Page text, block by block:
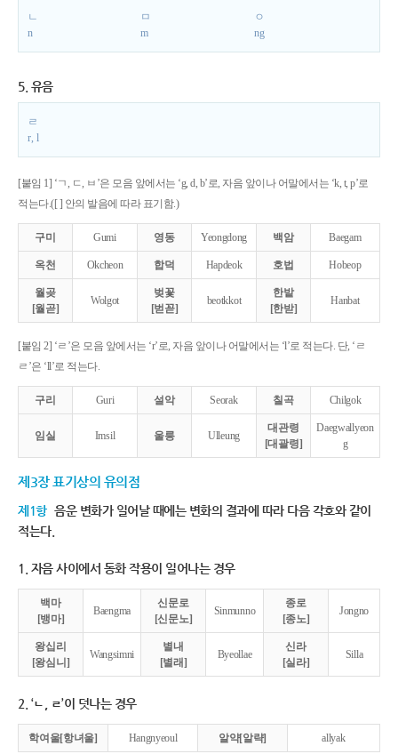
ㄴ
n
ㅁ
m
ㅇ
ng
5. 유음
ㄹ
r, l
[붙임 1] ‘ㄱ, ㄷ, ㅂ’은 모음 앞에서는 ‘g, d, b’로, 자음 앞이나 어말에서는 ‘k, t, p’로
적는다.([ ] 안의 발음에 따라 표기함.)
구미 Gumi 영동 Yeongdong 백암 Baegam
옥천 Okcheon 합덕 Hapdeok 호법 Hobeop
월곶
[월곧]
Wolgot
벚꽃
[벋꼳]
beotkkot
한밭
[한받]
Hanbat
[붙임 2] ‘ㄹ’은 모음 앞에서는 ‘r’로, 자음 앞이나 어말에서는 ‘l’로 적는다. 단, ‘ㄹ
ㄹ’은 ‘ll’로 적는다.
구리 Guri 설악 Seorak 칠곡 Chilgok
임실 Imsil 울릉 Ulleung
대관령
[대괄령]
Daegwallyeon
g
제3장 표기상의 유의점
제1항 음운 변화가 일어날 때에는 변화의 결과에 따라 다음 각호와 같이
적는다.
1. 자음 사이에서 동화 작용이 일어나는 경우
백마
[뱅마]
Baengma
신문로
[신문노]
Sinmunno
종로
[종노]
Jongno
왕십리
[왕심니]
Wangsimni
별내
[별래]
Byeollae
신라
[실라]
Silla
2. ‘ㄴ, ㄹ’이 덧나는 경우
학여울[항녀울] Hangnyeoul 알약[알략] allyak